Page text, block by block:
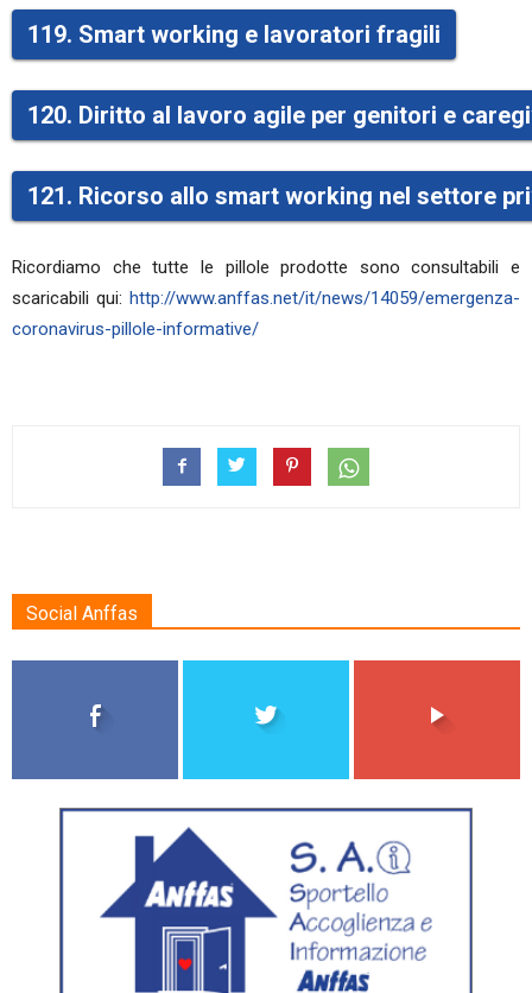
119. Smart working e lavoratori fragili
120. Diritto al lavoro agile per genitori e
121. Ricorso allo smart working nel settore
Ricordiamo che tutte le pillole prodotte sono consultabili e
scaricabili qui: http://www.anffas.net/it/news/14059/emergenza-
coronavirus-pillole-informative/
Social Anffas